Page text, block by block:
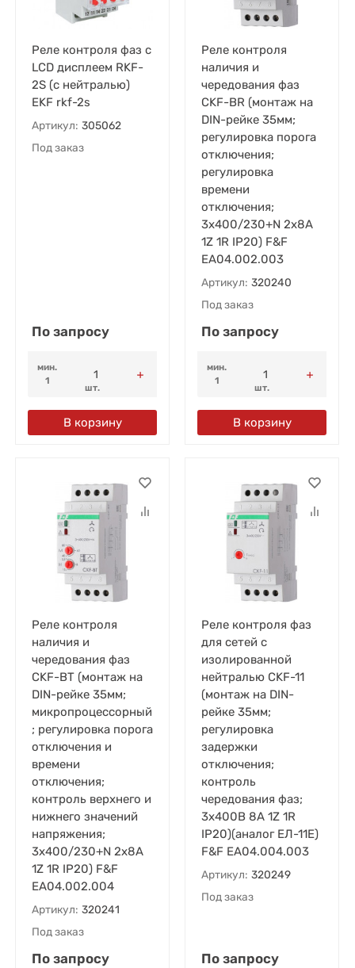
Реле контроля фаз с
LCD дисплеем RKF-
2S (с нейтралью)
EKF rkf-2s
Артикул: 305062
Под заказ
По запросу
мин.
1
шт.
В корзину
Реле контроля
наличия и
чередования фаз
CKF-BR (монтаж на
DIN-рейке 35мм;
регулировка порога
отключения;
регулировка
времени
отключения;
3х400/230+N 2х8А
1Z 1R IP20) F&F
EA04.002.003
Артикул: 320240
Под заказ
По запросу
мин.
1
шт.
В корзину
Реле контроля
наличия и
чередования фаз
CKF-BT (монтаж на
DIN-рейке 35мм;
микропроцессорный
; регулировка порога
отключения и
времени
отключения;
контроль верхнего и
нижнего значений
напряжения;
3х400/230+N 2х8А
1Z 1R IP20) F&F
EA04.002.004
Артикул: 320241
Под заказ
По запросу
Реле контроля фаз
для сетей с
изолированной
нейтралью CKF-11
(монтаж на DIN-
рейке 35мм;
регулировка
задержки
отключения;
контроль
чередования фаз;
3х400В 8А 1Z 1R
IP20)(аналог ЕЛ-11Е)
F&F EA04.004.003
Артикул: 320249
Под заказ
По запросу